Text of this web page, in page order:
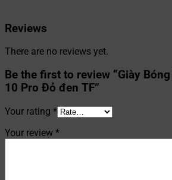
Reviews
There are no reviews yet.
Be the first to review “Giày
10 Pro Đỏ đen TF”
Your rating *
Your review *